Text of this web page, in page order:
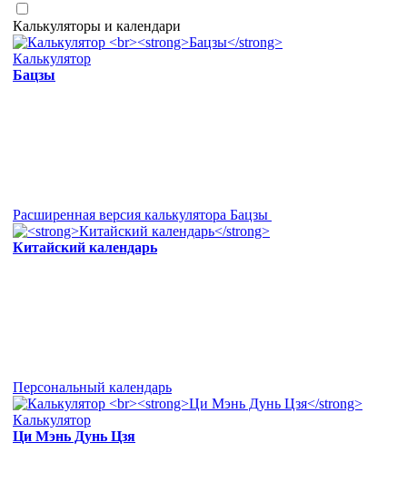
Калькуляторы и календари
Калькулятор
Бацзы
Расширенная версия калькулятора Бацзы
Китайский календарь
Персональный календарь
Калькулятор
Ци Мэнь Дунь Цзя